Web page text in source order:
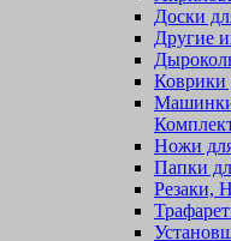
Доски
Другие
Коврики
Машинки
Ножи
Папки
Резаки,